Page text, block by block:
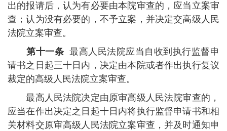
出的报请后，认为有必要由本院审查的，应当立案审
查；认为没有必要的，不予立案，并决定交高级人民
法院立案审查。
第十一条 最高人民法院应当自收到执行监督申
请书之日起三十日内，决定由本院或者作出执行复议
裁定的高级人民法院立案审查。
最高人民法院决定由原审高级人民法院审查的，
应当在作出决定之日起十日内将执行监督申请书和相
关材料交原审高级人民法院立案审查，并及时通知申